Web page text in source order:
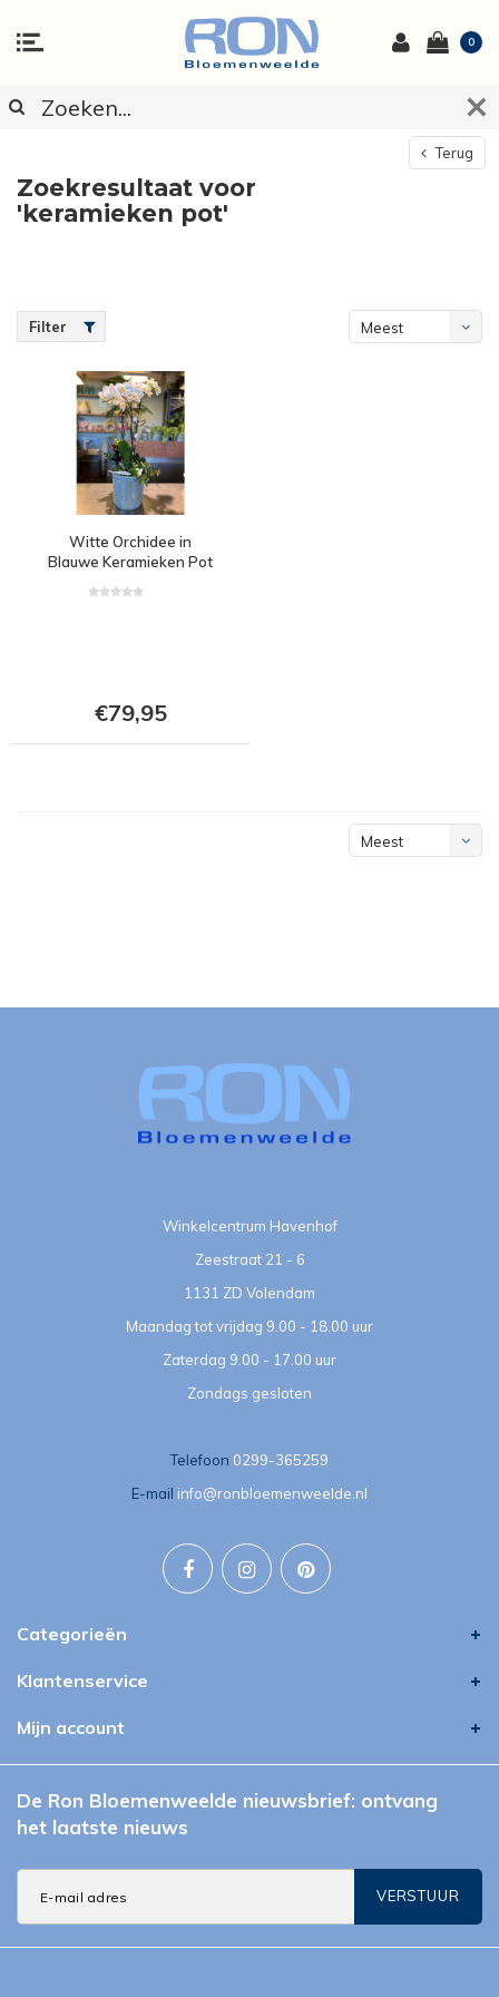
0
Terug
Zoekresultaat voor
'keramieken pot'
Filter
Meest
Witte Orchidee in
Blauwe Keramieken Pot
€79,95
Meest
Winkelcentrum Havenhof
Zeestraat 21 - 6
1131 ZD Volendam
Maandag tot vrijdag 9.00 - 18.00 uur
Zaterdag 9.00 - 17.00 uur
Zondags gesloten
Telefoon 0299-365259
E-mail info@ronbloemenweelde.nl
Categorieën
Klantenservice
Mijn account
De Ron Bloemenweelde nieuwsbrief: ontvang
het laatste nieuws
VERSTUUR